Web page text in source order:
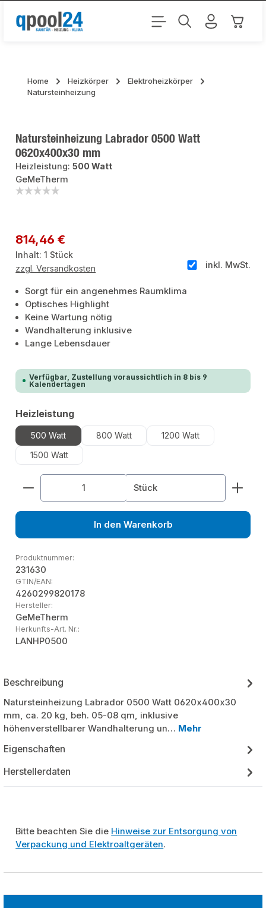
Zum Hauptinhalt springen
Home Heizkörper
Elektroheizkörper
Natursteinheizung
Natursteinheizung Labrador 0500 Watt
0620x400x30 mm
Heizleistung:500 Watt
GeMeTherm
Regulärer Preis:
814,46 €
Inhalt:1 Stück
inkl. MwSt.
zzgl. Versandkosten
Sorgt für ein angenehmes Raumklima
Optisches Highlight
Keine Wartung nötig
Wandhalterung inklusive
Lange Lebensdauer
Verfügbar, Zustellung voraussichtlich in 8 bis 9
Kalendertagen
Heizleistungauswählen
500 Watt 800 Watt
1200 Watt
1500 Watt
Produkt Anzahl: Gib den gewünschten Wert
Stück
In den Warenkorb
Produktnummer:
231630
GTIN/EAN:
4260299820178
Hersteller:
GeMeTherm
Herkunfts-Art. Nr.:
LANHP0500
Beschreibung
Natursteinheizung Labrador 0500 Watt 0620x400x30
mm, ca. 20 kg, beh. 05-08 qm, inklusive
höhenverstellbarer Wandhalterung un… Mehr
Eigenschaften
Herstellerdaten
Bitte beachten Sie die Hinweise zur Entsorgung von
Verpackung und Elektroaltgeräten.